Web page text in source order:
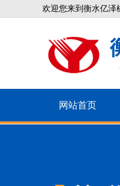
欢迎您来到衡水亿泽
网站首页